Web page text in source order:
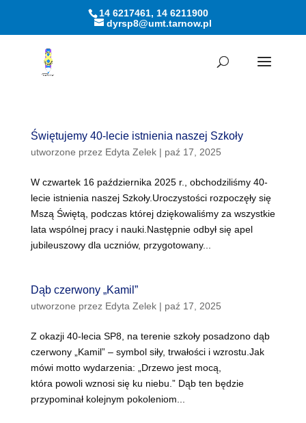
Otwórz pasek narzędzi
14 6217461, 14 6211900
dyrsp8@umt.tarnow.pl
Świętujemy 40-lecie istnienia naszej Szkoły
utworzone przez Edyta Zelek| paź 17, 2025
W czwartek 16 października 2025 r., obchodziliśmy 40-
lecie istnienia naszej Szkoły.Uroczystości rozpoczęły się
Mszą Świętą, podczas której dziękowaliśmy za wszystkie
lata wspólnej pracy i nauki.Następnie odbył się apel
jubileuszowy dla uczniów, przygotowany...
Dąb czerwony „Kamil”
utworzone przez Edyta Zelek| paź 17, 2025
Z okazji 40-lecia SP8, na terenie szkoły posadzono dąb
czerwony „Kamil” – symbol siły, trwałości i wzrostu.Jak
mówi motto wydarzenia: „Drzewo jest mocą,
która powoli wznosi się ku niebu.” Dąb ten będzie
przypominał kolejnym pokoleniom...